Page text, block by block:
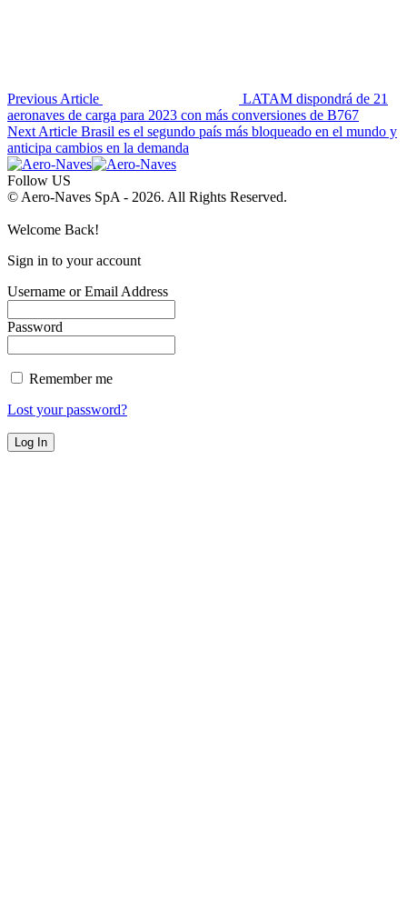
Previous Article
LATAM dispondrá de 21
aeronaves de carga para 2023 con más conversiones de B767
Next Article Brasil es el segundo país más bloqueado en el mundo y
anticipa cambios en la demanda
Follow US
© Aero-Naves SpA - 2026. All Rights Reserved.
Welcome Back!
Sign in to your account
Username or Email Address
Password
Remember me
Lost your password?